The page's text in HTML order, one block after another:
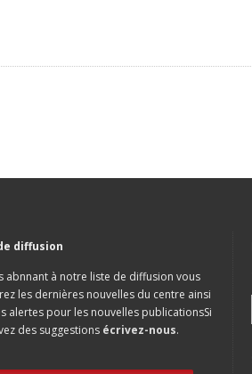
diffusion
abnnant à notre liste de diffusion vous
les dernières nouvelles du centre ainsi
alertes pour les nouvelles publicationsSi
des suggestions écrivez-nous.